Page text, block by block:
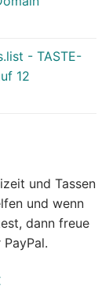
- TASTE-
12
und Tassen
und wenn
dann freue